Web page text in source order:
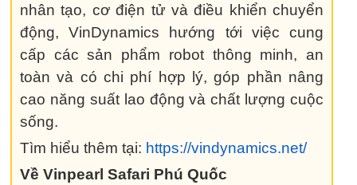
nhân tạo, cơ điện tử và điều khiển chuyển
động, VinDynamics hướng tới việc cung
cấp các sản phẩm robot thông minh, an
toàn và có chi phí hợp lý, góp phần nâng
cao năng suất lao động và chất lượng cuộc
sống.
Tìm hiểu thêm tại: https://vindynamics.net/
Về Vinpearl Safari Phú Quốc